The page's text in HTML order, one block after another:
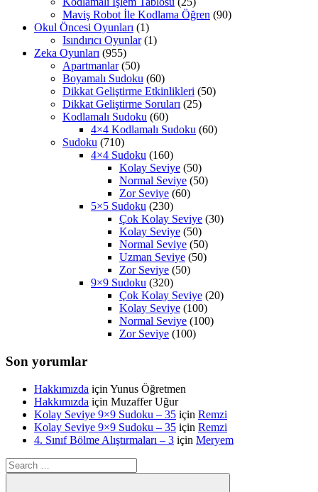
Maviş Robot İle Kodlama Öğren (90)
Okul Öncesi Oyunları (1)
Isındırıcı Oyunlar(1)
Zeka Oyunları (955)
Apartmanlar(50)
Boyamalı Sudoku (60)
Dikkat Geliştirme Etkinlikleri (50)
Dikkat Geliştirme Soruları (25)
Kodlamalı Sudoku (60)
4×4 Kodlamalı Sudoku (60)
Sudoku (710)
4×4 Sudoku (160)
Kolay Seviye (50)
Normal Seviye (50)
Zor Seviye (60)
5×5 Sudoku (230)
Çok Kolay Seviye (30)
Kolay Seviye (50)
Normal Seviye (50)
Uzman Seviye (50)
Zor Seviye (50)
9×9 Sudoku (320)
Çok Kolay Seviye (20)
Kolay Seviye (100)
Normal Seviye (100)
Zor Seviye (100)
Son yorumlar
Hakkımızda için Yunus Öğretmen
Hakkımızda için Muzaffer Uğur
Kolay Seviye 9×9 Sudoku – 35 için Remzi
Kolay Seviye 9×9 Sudoku – 35 için Remzi
4. Sınıf Bölme Alıştırmaları – 3 için Meryem
Search
for: